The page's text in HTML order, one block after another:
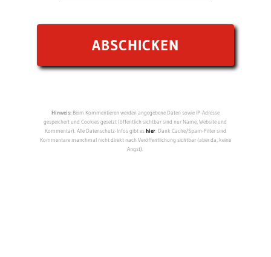
Hinweis:Beim Kommentieren werden angegebene Daten sowie IP-Adresse
gespeichert und Cookies gesetzt (öffentlich sichtbar sind nur Name, Website und
Kommentar). Alle Datenschutz-Infos gibt eshier. Dank Cache/Spam-Filter sind
Kommentare manchmal nicht direkt nach Veröffentlichung sichtbar (aber da, keine
Angst).